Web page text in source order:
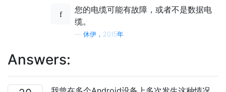
您的电缆可能有故障，或者不是数据电
缆。
休伊，2015年
Answers: